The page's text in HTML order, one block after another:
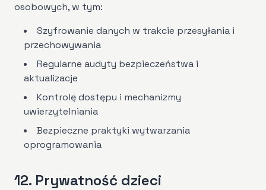
osobowych, w tym:
Szyfrowanie danych w trakcie przesyłania i
przechowywania
Regularne audyty bezpieczeństwa i
aktualizacje
Kontrolę dostępu i mechanizmy
uwierzytelniania
Bezpieczne praktyki wytwarzania
oprogramowania
12. Prywatność dzieci